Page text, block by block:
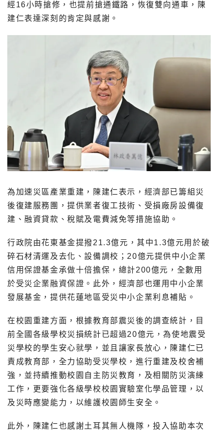
經16小時搶修，也提前搶通鐵路，恢復雙向通車，陳
建仁表達深刻的肯定與感謝。
為加速災區產業重建，陳建仁表示，經濟部已籌組災
後復建服務團，提供業者復工技術、受損廠房設備復
建、融資貸款、稅賦及電費減免等措施協助。
行政院由花東基金提撥21.3億元，其中1.3億元用於破
碎石材清運及去化、設備調校；20億元提供中小企業
信用保證基金承做十倍擔保，總計200億元，全數用
於受災企業融資保證。此外，經濟部也運用中小企業
發展基金，提供花蓮地區受災中小企業利息補貼。
在校園重建方面，根據教育部震災後的調查統計，目
前全國各級學校災損統計已超過20億元，為使地震受
災學校的學生安心就學，並且讓家長放心，陳建仁已
責成教育部，全力協助受災學校，進行重建及校舍補
強，並持續推動校園自主防災教育，及相關防災演練
工作，更要強化各級學校校園實驗室化學品管理，以
及災時應變能力，以維護校園師生安全。
此外，陳建仁也感謝土耳其無人機隊，投入協助本次